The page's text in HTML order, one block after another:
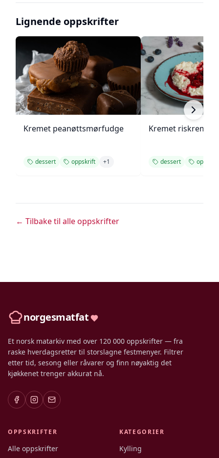
Lignende oppskrifter
Kremet peanøttsmørfudge
dessert oppskrift +1
Kremet riskrem
dessert
← Tilbake til alle oppskrifter
norgesmatfat
Et norsk matarkiv med over 120 000 oppskrifter — fra
raske hverdagsretter til storslagne festmenyer. Filtrer
etter tid, sesong eller råvarer og finn nøyaktig det
kjøkkenet trenger akkurat nå.
OPPSKRIFTER
Alle oppskrifter
KATEGORIER
Kylling